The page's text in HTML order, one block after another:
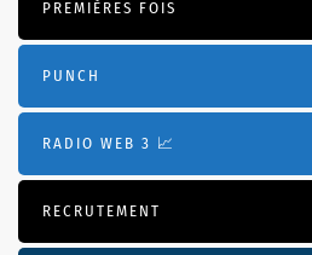
PREMIÈRES FOIS
PUNCH
RADIO WEB 3 📈
RECRUTEMENT